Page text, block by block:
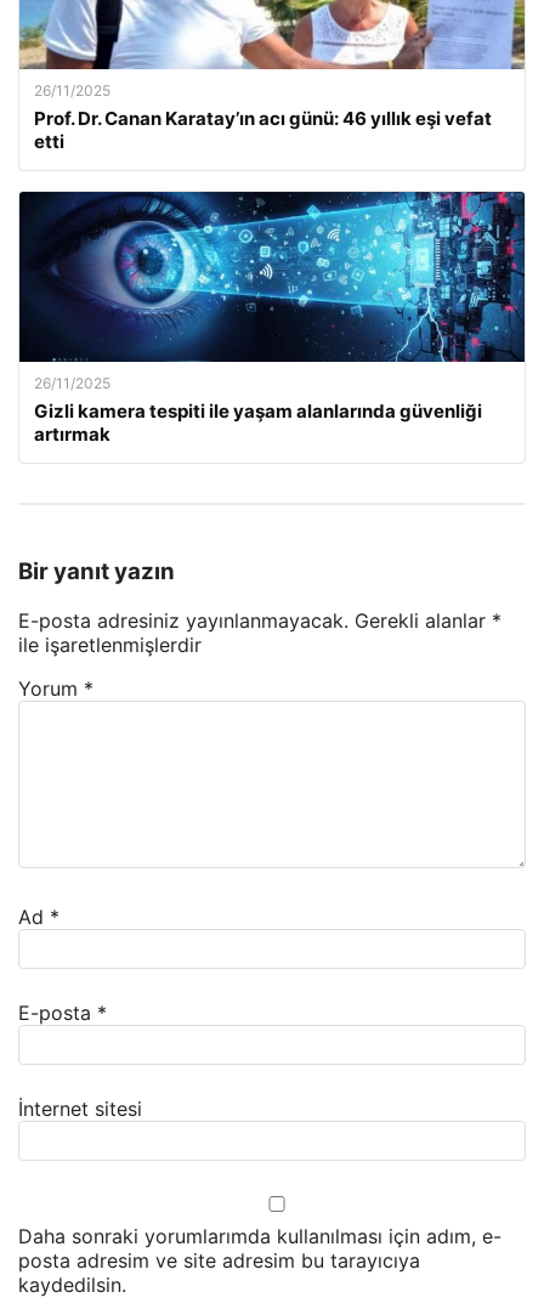
26/11/2025
Prof. Dr. Canan Karatay’ın acı günü: 46 yıllık eşi vefat
etti
26/11/2025
Gizli kamera tespiti ile yaşam alanlarında güvenliği
artırmak
Bir yanıt yazın
E-posta adresiniz yayınlanmayacak. Gerekli alanlar *
ile işaretlenmişlerdir
Yorum *
Ad *
E-posta *
İnternet sitesi
Daha sonraki yorumlarımda kullanılması için adım, e-
posta adresim ve site adresim bu tarayıcıya
kaydedilsin.